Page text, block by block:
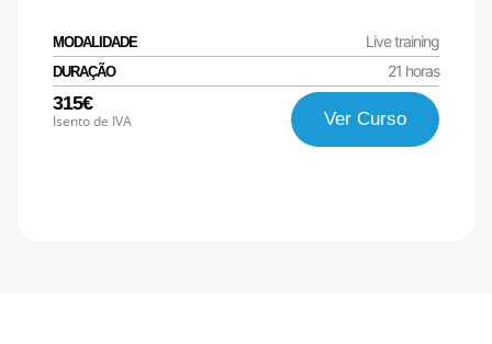
MODALIDADE Live training
DURAÇÃO 21 horas
315€
Isento de IVA Ver Curso